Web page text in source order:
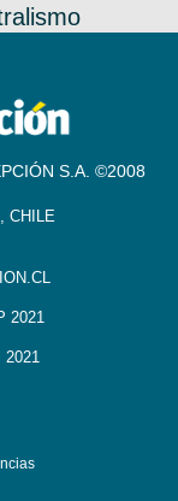
S.A. ©2008
CHILE
2021
2021